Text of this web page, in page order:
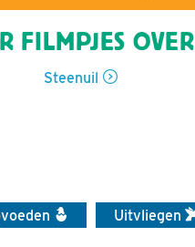
FILMPJES OVER
Steenuil
Uitvliegen